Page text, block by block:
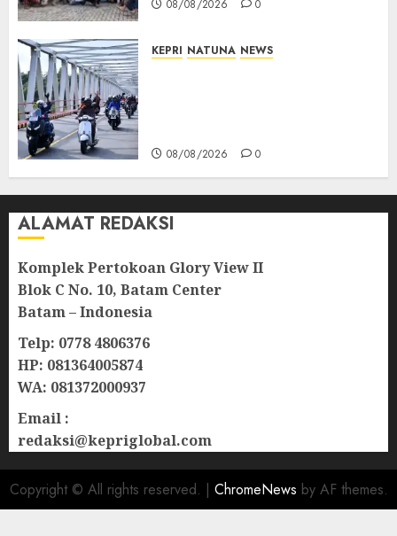
08/08/2026 0
KEPRI NATUNA NEWS
08/08/2026 0
ALAMAT REDAKSI
Komplek Pertokoan Glory View II
Blok C No. 10, Batam Center
Batam – Indonesia
Telp: 0778 4806376
HP: 081364005874
WA: 081372000937
Email :
redaksi@kepriglobal.com
Copyright © All rights reserved. | ChromeNews by AF themes.